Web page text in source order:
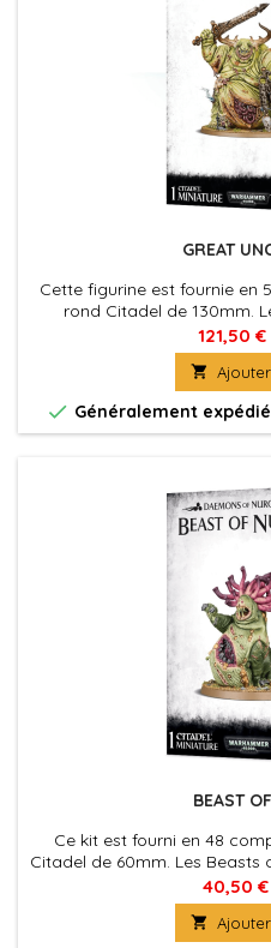
GREAT
Cette figurine est fournie en
rond Citadel de 130mm.
rejoindre des armées de
de Warhammer Age of
assembler le
121,50 €

 Généralement expédié
BEAST
Ce kit est fourni en 48
Citadel de 60mm. Les Beasts
armées de Warhammer40,50 €
